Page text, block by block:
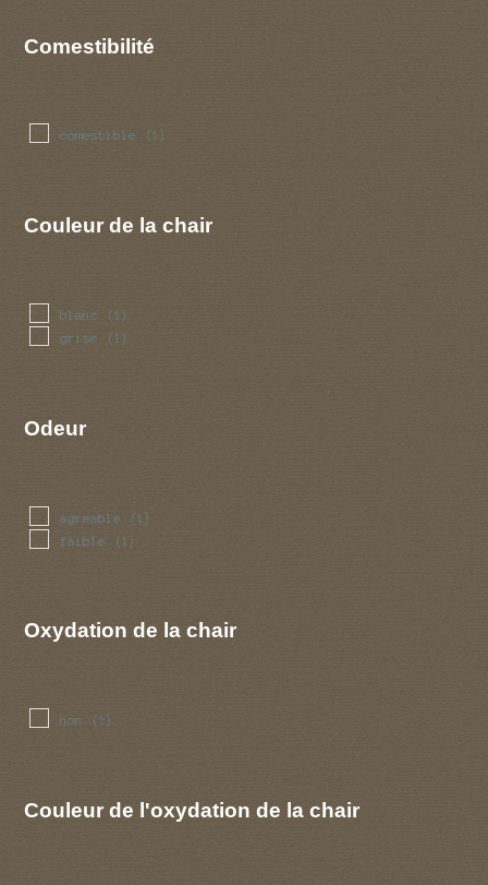
Comestibilité
comestible (1)
Couleur de la chair
blanc (1)
grise (1)
Odeur
agreable (1)
faible (1)
Oxydation de la chair
non (1)
Couleur de l'oxydation de la chair